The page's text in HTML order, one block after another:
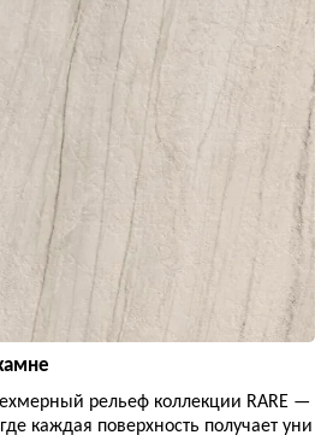
рельеф коллекции RARE —
каждая поверхность получает уни